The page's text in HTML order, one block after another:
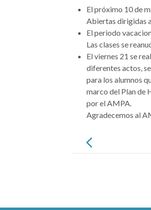
El próximo 10 de
Abiertas dirigidas
El periodo
Las clases se
El viernes 21 se
diferentes actos,
para los alumnos
marco del Plan de
por el AMPA.
Agradecemos al